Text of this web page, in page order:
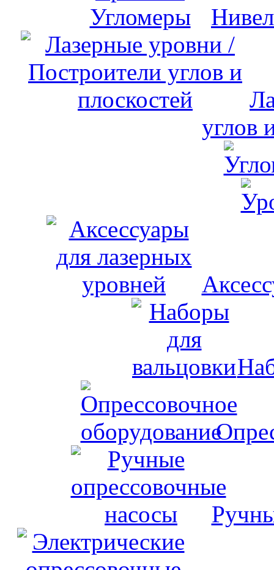
углов